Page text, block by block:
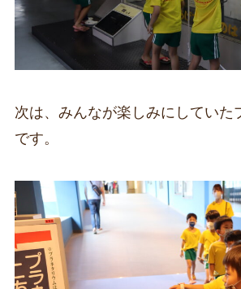
次は、みんなが楽しみにしていた
です。